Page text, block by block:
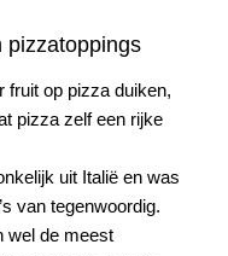
pizzatoppings
fruit op pizza duiken,
pizza zelf een rijke
uit Italië en was
van tegenwoordig.
wel de meest